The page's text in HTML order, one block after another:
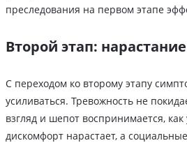
преследования на первом этапе
Второй этап:
С переходом ко второму этапу
усиливаться. Тревожность не
взгляд и шепот воспринимается,
дискомфорт нарастает, а